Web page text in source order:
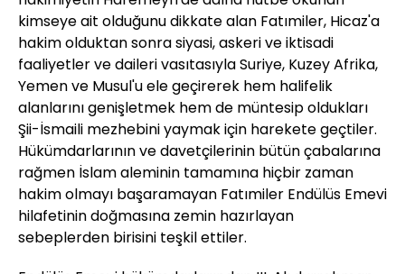
kimseye ait olduğunu dikkate alan Fatımiler, Hicaz'a
hakim olduktan sonra siyasi, askeri ve iktisadi
faaliyetler ve daileri vasıtasıyla Suriye, Kuzey Afrika,
Yemen ve Musul'u ele geçirerek hem halifelik
alanlarını genişletmek hem de müntesip oldukları
Şii-İsmaili mezhebini yaymak için harekete geçtiler.
Hükümdarlarının ve davetçilerinin bütün çabalarına
rağmen İslam aleminin tamamına hiçbir zaman
hakim olmayı başaramayan Fatımiler Endülüs Emevi
hilafetinin doğmasına zemin hazırlayan
sebeplerden birisini teşkil ettiler.